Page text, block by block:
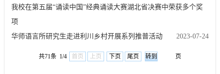
我校在第五届“诵读中国”经典诵读大赛湖北省决赛中荣获多个奖
项
2023-07-24
华师语言所研究生走进利川乡村开展系列推普活动
共71条 1/4 首页 上页 下页 尾页 页